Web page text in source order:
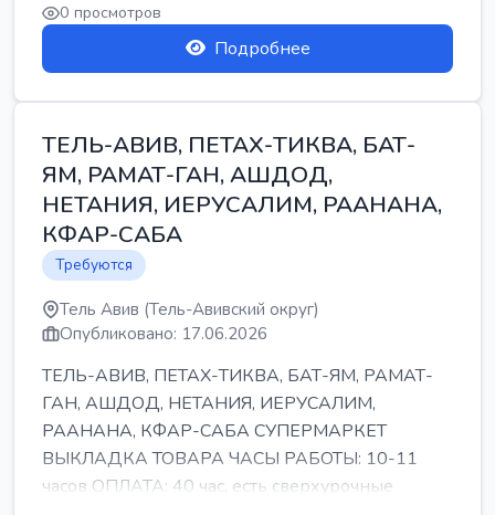
0 просмотров
Подробнее
ТЕЛЬ-АВИВ, ПЕТАХ-ТИКВА, БАТ-
ЯМ, РАМАТ-ГАН, АШДОД,
НЕТАНИЯ, ИЕРУСАЛИМ, РААНАНА,
КФАР-САБА
Требуются
Тель Авив (Тель-Авивский округ)
Опубликовано: 17.06.2026
ТЕЛЬ-АВИВ, ПЕТАХ-ТИКВА, БАТ-ЯМ, РАМАТ-
ГАН, АШДОД, НЕТАНИЯ, ИЕРУСАЛИМ,
РААНАНА, КФАР-САБА СУПЕРМАРКЕТ
ВЫКЛАДКА ТОВАРА ЧАСЫ РАБОТЫ: 10-11
часов ОПЛАТА: 40 час, есть сверхурочные